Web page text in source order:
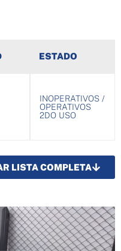
ESTADO
INOPERATIVOS /
OPERATIVOS
2DO USO
LISTA COMPLETA